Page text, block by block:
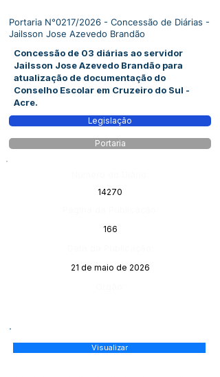
Portaria N°0217/2026 - Concessão de Diárias -
Jailsson Jose Azevedo Brandão
Concessão de 03 diárias ao servidor
Jailsson Jose Azevedo Brandão para
atualização de documentação do
Conselho Escolar em Cruzeiro do Sul -
Acre.
Legislação
Portaria
14270
166
21 de maio de 2026
Visualizar